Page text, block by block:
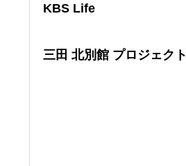
KBS Life
三田 北別館 プロジェクト